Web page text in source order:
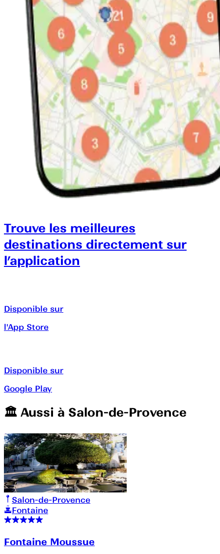
Trouve les meilleures
destinations directement sur
l’application
Disponible sur
l'App Store
Disponible sur
Google Play
🏛️️ Aussi à Salon-de-Provence
Salon-de-Provence
Fontaine
Fontaine Moussue